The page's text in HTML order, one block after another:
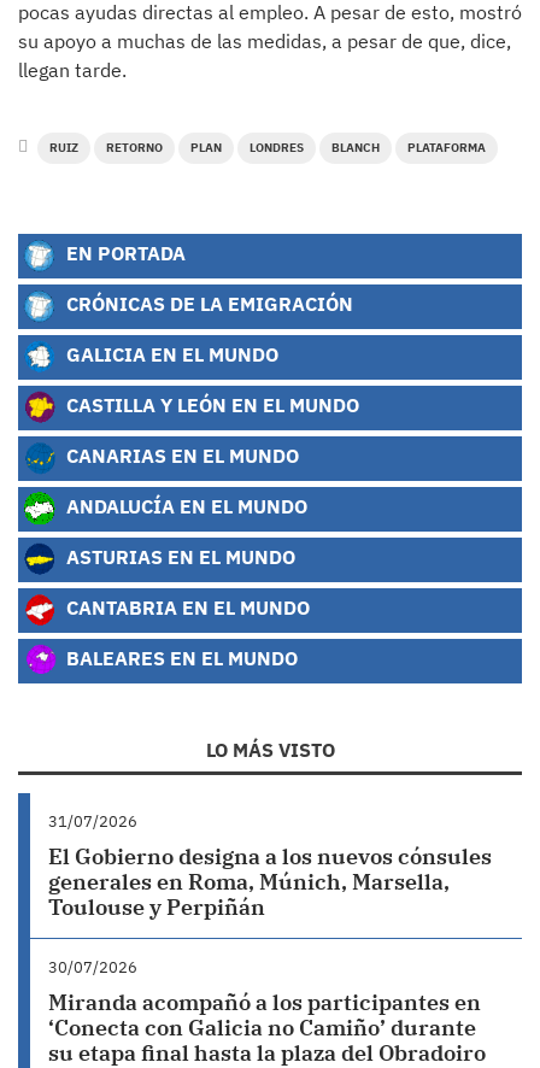
pocas ayudas directas al empleo. A pesar de esto, mostró
su apoyo a muchas de las medidas, a pesar de que, dice,
llegan tarde.
RUIZ RETORNO PLAN LONDRES BLANCH PLATAFORMA
EN PORTADA
CRÓNICAS DE LA EMIGRACIÓN
GALICIA EN EL MUNDO
CASTILLA Y LEÓN EN EL MUNDO
CANARIAS EN EL MUNDO
ANDALUCÍA EN EL MUNDO
ASTURIAS EN EL MUNDO
CANTABRIA EN EL MUNDO
BALEARES EN EL MUNDO
LO MÁS VISTO
31/07/2026
El Gobierno designa a los nuevos cónsules
generales en Roma, Múnich, Marsella,
Toulouse y Perpiñán
30/07/2026
Miranda acompañó a los participantes en
‘Conecta con Galicia no Camiño’ durante
su etapa final hasta la plaza del Obradoiro